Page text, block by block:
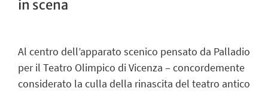
in scena
Al centro dell’apparato scenico pensato da Palladio
per il Teatro Olimpico di Vicenza – concordemente
considerato la culla della rinascita del teatro antico